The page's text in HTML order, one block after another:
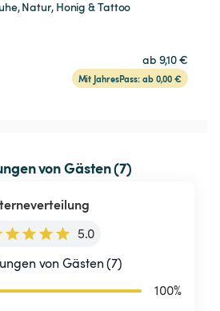
Natur, Honig & Tattoo
ab 9,10 €
Mit JahresPass: ab 0,00 €
von Gästen (7)
5.0
von Gästen (7)
100%